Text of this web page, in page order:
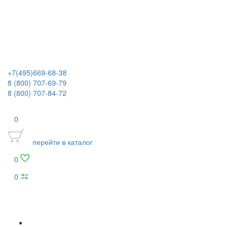
+7(495)669-68-38
8 (800) 707-69-79
8 (800) 707-84-72
0
перейти в каталог
0
0